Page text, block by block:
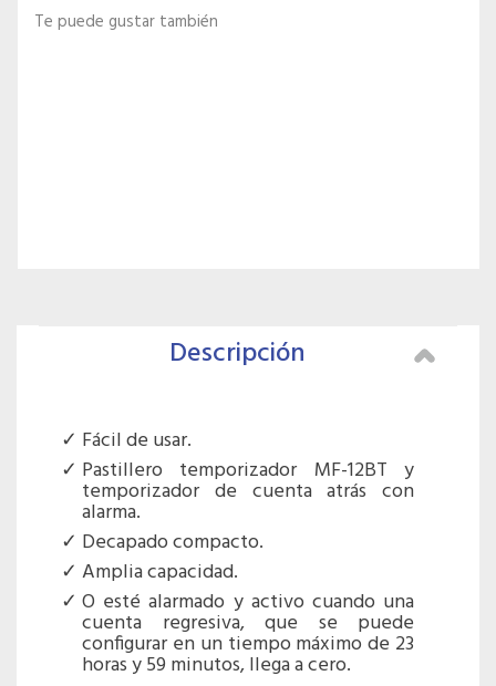
Te puede gustar también
Descripción
Fácil de usar.
Pastillero temporizador MF-12BT y
temporizador de cuenta atrás con
alarma.
Decapado compacto.
Amplia capacidad.
O esté alarmado y activo cuando una
cuenta regresiva, que se puede
configurar en un tiempo máximo de 23
horas y 59 minutos, llega a cero.